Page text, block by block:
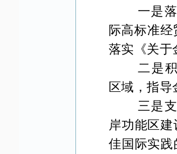
一是
际高标准
落实《关于
二是
区域，指导
三是
岸功能区
佳国际实